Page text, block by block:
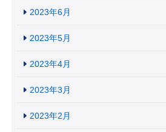
2023年6月
2023年5月
2023年4月
2023年3月
2023年2月